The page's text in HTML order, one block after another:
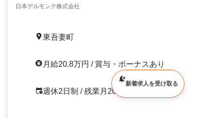
日本デルモンテ株式会社
東吾妻町
月給20.8万円 / 賞与・ボーナスあり
週休2日制 / 残業月20時間以内
新着求人を受け取る